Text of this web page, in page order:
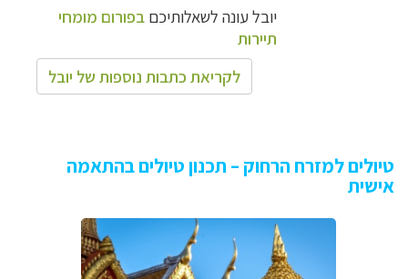
יובל עונה לשאלותיכם בפורום מומחי
תיירות
לקריאת כתבות נוספות של יובל
טיולים למזרח הרחוק – תכנון טיולים בהתאמה
אישית